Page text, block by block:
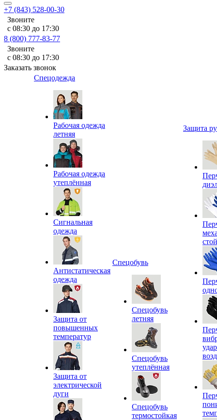
+7 (843) 528-00-30
Звоните
с 08:30 до 17:30
8 (800) 777-83-77
Звоните
с 08:30 до 17:30
Заказать звонок
Спецодежда
Рабочая одежда
летняя
Рабочая одежда
утеплённая
Сигнальная
одежда
Антистатическая
одежда
Защита от
повышенных
температур
Защита от
электрической
дуги
Спецобувь
Спецобувь
летняя
Спецобувь
утеплённая
Спецобувь
термостойкая
Защита